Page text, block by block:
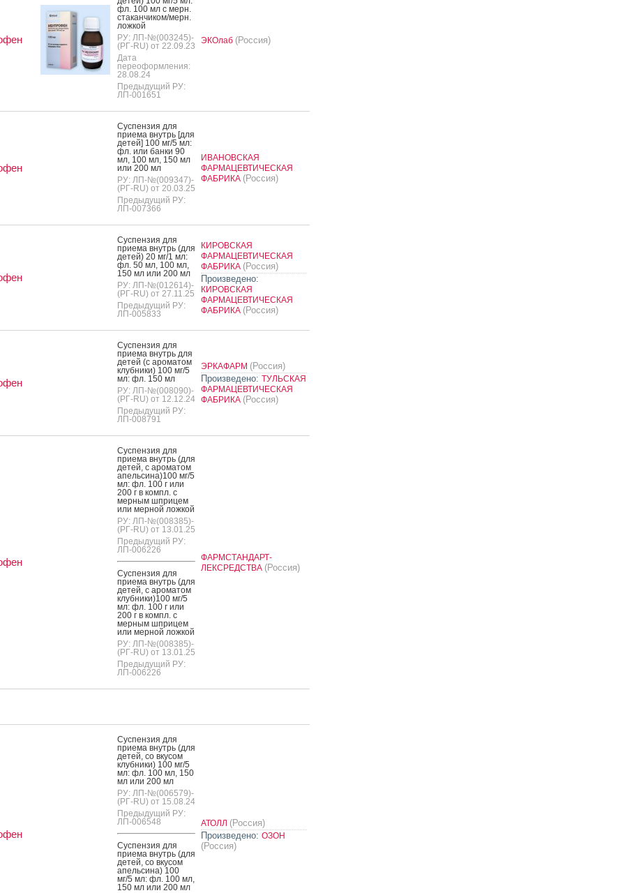
фл. 100 мл с мерн.
ста­кан­чи­ком/мерн.
лож­кой
РУ: ЛП-№(003245)-
(РГ-RU) от 22.09.23
Дата
переоформления:
28.08.24
Предыдущий РУ:
ЛП-001651
ЭКОлаб (Россия)
Сус­пензия для
при­ема внутрь [для
де­тей] 100 мг/5 мл:
фл. или бан­ки 90
мл, 100 мл, 150 мл
или 200 мл
РУ: ЛП-№(009347)-
(РГ-RU) от 20.03.25
Предыдущий РУ:
ЛП-007366
ИВАНОВСКАЯ
ФАРМАЦЕВТИЧЕСКАЯ
ФАБРИКА (Россия)
Сус­пензия для
при­ема внутрь (для
де­тей) 20 мг/1 мл:
фл. 50 мл, 100 мл,
150 мл или 200 мл
РУ: ЛП-№(012614)-
(РГ-RU) от 27.11.25
Предыдущий РУ:
ЛП-005833
КИРОВСКАЯ
ФАРМАЦЕВТИЧЕСКАЯ
ФАБРИКА (Россия)
Произведено:
КИРОВСКАЯ
ФАРМАЦЕВТИЧЕСКАЯ
ФАБРИКА (Россия)
Сус­пензия для
при­ема внутрь для
де­тей (с аро­матом
клуб­ни­ки) 100 мг/5
мл: фл. 150 мл
РУ: ЛП-№(008090)-
(РГ-RU) от 12.12.24
Предыдущий РУ:
ЛП-008791
ЭРКАФАРМ (Россия)
Произведено: ТУЛЬСКАЯ
ФАРМАЦЕВТИЧЕСКАЯ
ФАБРИКА (Россия)
Сус­пензия для
при­ема внутрь (для
де­тей, с аро­матом
апель­си­на)100 мг/5
мл: фл. 100 г или
200 г в компл. с
мер­ным шпри­цем
или мер­ной лож­кой
РУ: ЛП-№(008385)-
(РГ-RU) от 13.01.25
Предыдущий РУ:
ЛП-006226
Сус­пензия для
при­ема внутрь (для
де­тей, с аро­матом
клуб­ни­ки)100 мг/5
мл: фл. 100 г или
200 г в компл. с
мер­ным шпри­цем
или мер­ной лож­кой
РУ: ЛП-№(008385)-
(РГ-RU) от 13.01.25
Предыдущий РУ:
ЛП-006226
ФАРМСТАНДАРТ-
ЛЕКСРЕДСТВА (Россия)
Сус­пензия для
при­ема внутрь (для
де­тей, со вку­сом
клуб­ни­ки) 100 мг/5
мл: фл. 100 мл, 150
мл или 200 мл
РУ: ЛП-№(006579)-
(РГ-RU) от 15.08.24
Предыдущий РУ:
ЛП-006548
Сус­пензия для
при­ема внутрь (для
де­тей, со вку­сом
апель­си­на) 100
мг/5 мл: фл. 100 мл,
150 мл или 200 мл
АТОЛЛ (Россия)
Произведено: ОЗОН
(Россия)